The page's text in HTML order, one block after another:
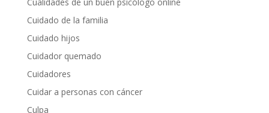
Cuidado de la familia
Cuidado hijos
Cuidador quemado
Cuidadores
Cuidar a personas con cáncer
Culpa